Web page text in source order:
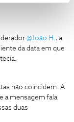
@João H., a
da data em que
não coincidem. A
a mensagem fala
duas